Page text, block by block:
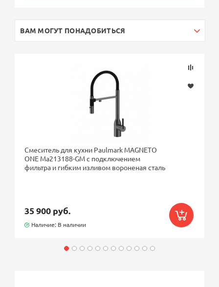
ВАМ МОГУТ ПОНАДОБИТЬСЯ
Смеситель для кухни Paulmark MAGNETO
ONE Ma213188-GM с подключением
фильтра и гибким изливом вороненая сталь
35 900 руб.
Наличие: В наличии